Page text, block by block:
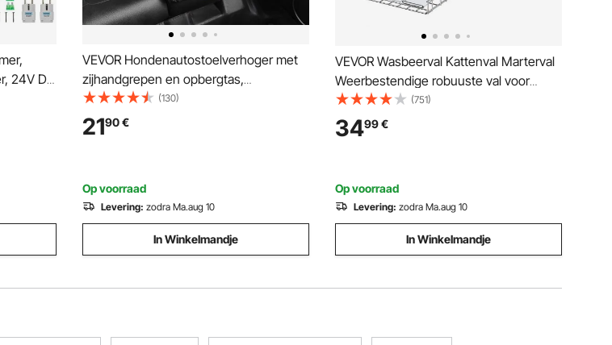
24V DC
VEVOR Hondenautostoelverhoger met
zijhandgrepen en opbergtas,
bevestigbare veiligheidsriem en PP-
katoenen vulling, Hondenautobed ​​voor
kleine honden tot 11 kg, Zwart
(130)
2190€
Op voorraad
Levering: zodra Ma.aug 10
In Winkelmandje
VEVOR Wasbeerval Kattenval Marterval
Weerbestendige robuuste val voor
levende dieren 2 ingangen
785×254×305mm Val voor levende
konijnen Kattenval Draadval voor marter,
(751)
3499€
Op voorraad
Levering: zodra Ma.aug 10
In Winkelmandje